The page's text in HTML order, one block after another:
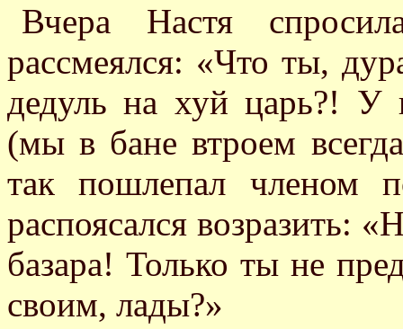
Вчера Настя
рассмеялся: «Что ты,
дедуль на хуй царь?!
(мы в бане втроем
так пошлепал членом
распоясался возразить:
базара! Только ты не
своим, лады?»